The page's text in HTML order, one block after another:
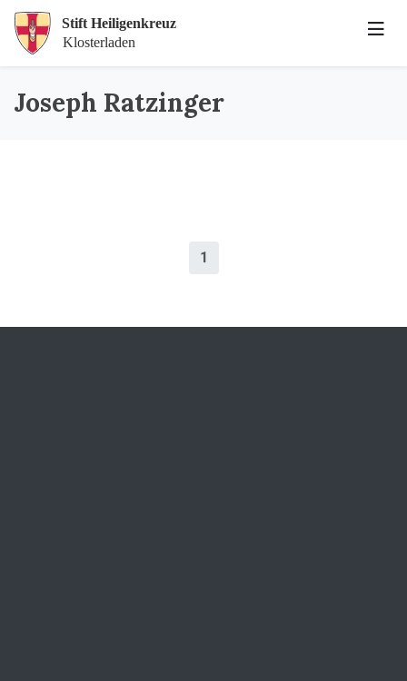
Joseph Ratzinger
1